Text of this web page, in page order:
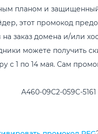
планом и
этот промокод
на заказ домена и/или
можете получить
с 1 по 14 мая. Сам
A460-09C2-059C-5161